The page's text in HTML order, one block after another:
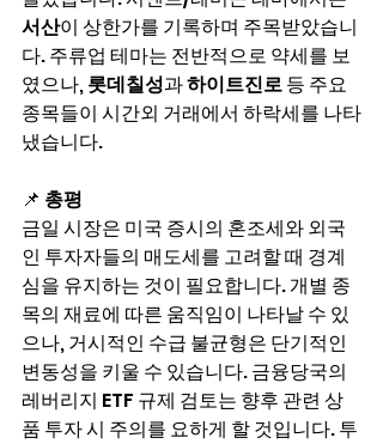
서산이 상한가를 기록하며 주목받았습니
다. 주류업 테마는 전반적으로 약세를 보
였으나, 롯데칠성과 하이트진로 등 주요
종목들이 시간외 거래에서 하락세를 나타
냈습니다.
📌 총평
금일 시장은 미국 증시의 혼조세와 외국
인 투자자들의 매도세를 고려할 때 경계
심을 유지하는 것이 필요합니다. 개별 종
목의 재료에 따른 움직임이 나타날 수 있
으나, 거시적인 수급 불균형은 단기적인
변동성을 키울 수 있습니다. 금융당국의
레버리지 ETF 규제 검토는 향후 관련 상
품 투자 시 주의를 요하게 할 것입니다. 투